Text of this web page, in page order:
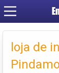
loja de